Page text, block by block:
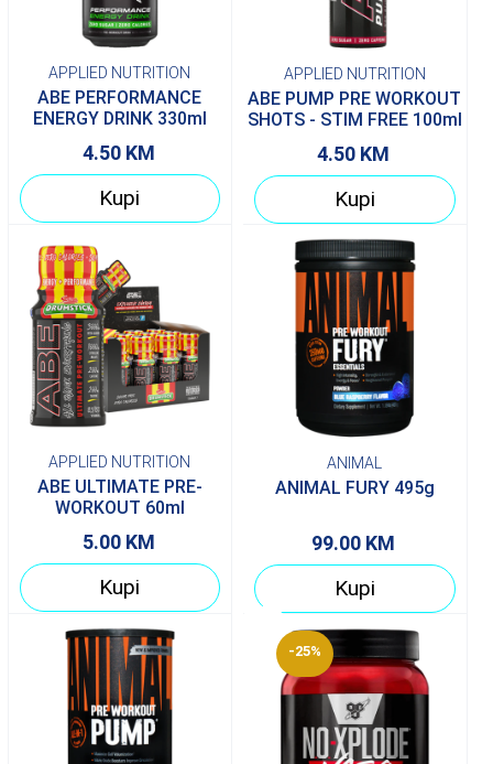
APPLIED NUTRITION
ABE PERFORMANCE
ENERGY DRINK 330ml
4.50 KM
Kupi
APPLIED NUTRITION
ABE PUMP PRE WORKOUT
SHOTS - STIM FREE 100ml
4.50 KM
Kupi
APPLIED NUTRITION
ABE ULTIMATE PRE-
WORKOUT 60ml
5.00 KM
Kupi
ANIMAL
ANIMAL FURY 495g
99.00 KM
Kupi
-25%
Akcija!